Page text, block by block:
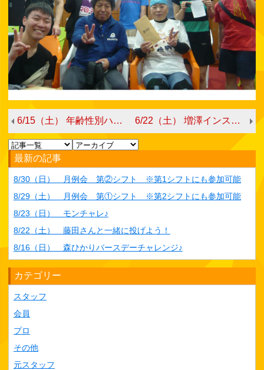
6/15（土） 年齢性別ハンデキャップトーナメント 6/22（土） 増澤インストラクター・中村スタッフダブルチャレンジ
最新の記事
8/30（日） 月例会 第②シフト ※第1シフトにも参加可能
8/29（土） 月例会 第①シフト ※第2シフトにも参加可能
8/23（日） モンチャレ♪
8/22（土） 藤田さんと一緒に投げよう！
8/16（日） 森ひかりバースデーチャレンジ♪
カテゴリー
スタッフ
会員
プロ
その他
元スタッフ